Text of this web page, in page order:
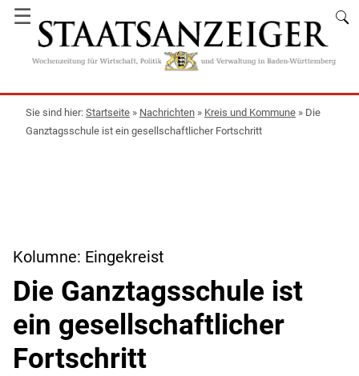
☰
Startseite » Nachrichten » Kreis und Kommune » Die
Ganztagsschule ist ein gesellschaftlicher Fortschritt
Kolumne: Eingekreist
Die Ganztagsschule ist
ein gesellschaftlicher
Fortschritt